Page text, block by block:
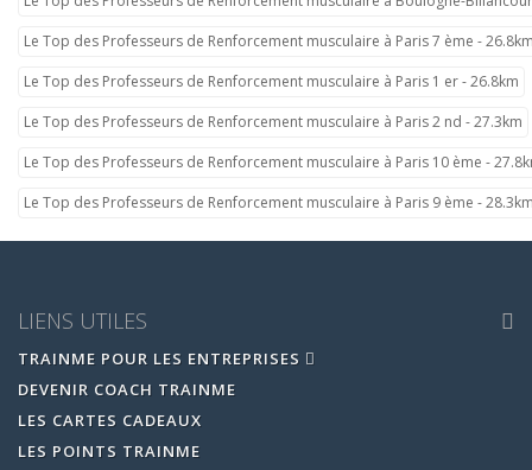
Le Top des Professeurs de Renforcement musculaire à Paris 7 ème -
Le Top des Professeurs de Renforcement musculaire à Paris 1 er - 26.8km
Le Top des Professeurs de Renforcement musculaire à Paris 2 nd - 27.3km
Le Top des Professeurs de Renforcement musculaire à Paris 10 ème -
Le Top des Professeurs de Renforcement musculaire à Paris 9 ème -
LIENS UTILES
TRAINME POUR LES ENTREPRISES
DEVENIR COACH TRAINME
LES CARTES CADEAUX
LES POINTS TRAINME